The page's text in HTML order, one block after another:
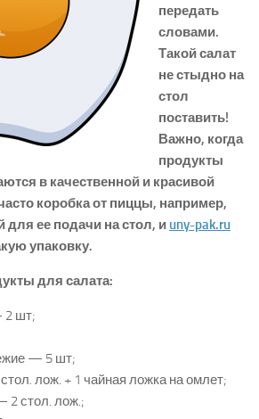
передать
словами.
Такой салат
не стыдно на
стол
поставить!
Важно, когда
продукты
в качественной и красивой
коробка от пиццы, например,
для ее подачи на стол, и uny-pak.ru
упаковку.
для салата:
шт;
— 5 шт;
лож. + 1 чайная ложка на омлет;
стол. лож.;